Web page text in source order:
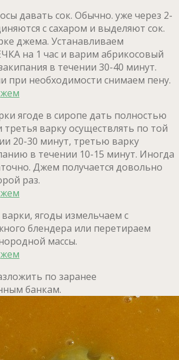
давать сок. Обычно. уже через 2-
с сахаром и выделяют сок.
джема. Устанавливаем
на 1 час и варим абрикосовый
в течении 30-40 минут.
при необходимости снимаем пену.
ягоде в сиропе дать полностью
варку осуществлять по той
20-30 минут, третью варку
в течении 10-15 минут. Иногда
Джем получается довольно
раз.
ягоды измельчаем с
блендера или перетираем
массы.
по заранее
банкам.